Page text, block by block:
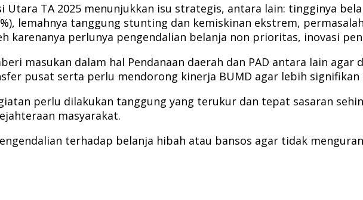
Utara TA 2025 menunjukkan isu strategis, antara lain: tingginya
lemahnya tanggung stunting dan kemiskinan ekstrem,
karenanya perlunya pengendalian belanja non prioritas, inovasi
masukan dalam hal Pendanaan daerah dan PAD antara lain
pusat serta perlu mendorong kinerja BUMD agar lebih signifikan
perlu dilakukan tanggung yang terukur dan tepat sasaran
masyarakat.
terhadap belanja hibah atau bansos agar tidak